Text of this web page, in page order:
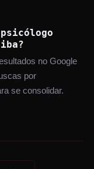
no Google
por
se consolidar.